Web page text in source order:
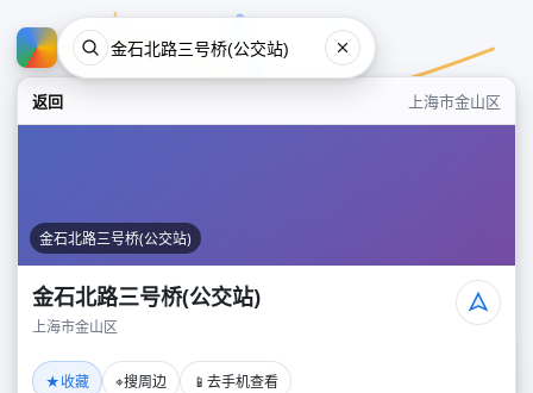
返回 上海市金山区
金石北路三号桥(公交站)
金石北路三号桥(公交站)
上海市金山区
★收藏 ⌖搜周边 📱 去手机查看